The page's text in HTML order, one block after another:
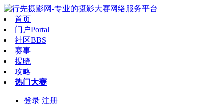
首页
门户Portal
社区BBS
赛事
揭晓
攻略
热门大赛
登录 注册